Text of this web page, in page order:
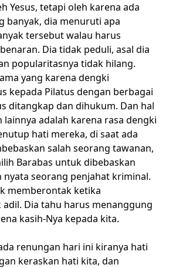
Yesus, tetapi oleh karena ada
banyak, dia menuruti apa
tersebut walau harus
Dia tidak peduli, asal dia
popularitasnya tidak hilang.
yang karena dengki
kepada Pilatus dengan berbagai
ditangkap dan dihukum. Dan hal
lainnya adalah karena rasa dengki
hati mereka, di saat ada
salah seorang tawanan,
Barabas untuk dibebaskan
nyata seorang penjahat kriminal.
memberontak ketika
Dia tahu harus menanggung
kasih-Nya kepada kita.
renungan hari ini kiranya hati
keraskan hati kita, dan